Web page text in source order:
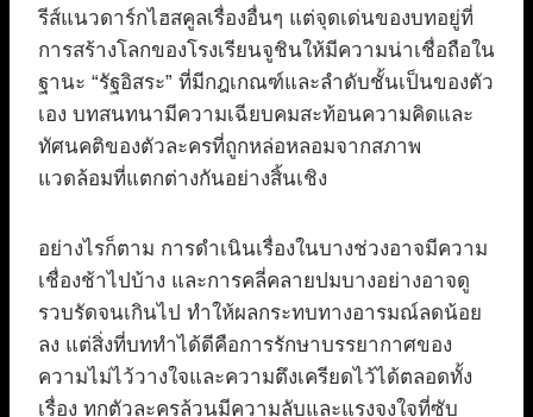
รีส์แนวดาร์กไฮสคูลเรื่องอื่นๆ แต่จุดเด่นของบทอยู่ที่
การสร้างโลกของโรงเรียนจูชินให้มีความน่าเชื่อถือใน
ฐานะ “รัฐอิสระ” ที่มีกฎเกณฑ์และลำดับชั้นเป็นของตัว
เอง บทสนทนามีความเฉียบคมสะท้อนความคิดและ
ทัศนคติของตัวละครที่ถูกหล่อหลอมจากสภาพ
แวดล้อมที่แตกต่างกันอย่างสิ้นเชิง
อย่างไรก็ตาม การดำเนินเรื่องในบางช่วงอาจมีความ
เชื่องช้าไปบ้าง และการคลี่คลายปมบางอย่างอาจดู
รวบรัดจนเกินไป ทำให้ผลกระทบทางอารมณ์ลดน้อย
ลง แต่สิ่งที่บททำได้ดีคือการรักษาบรรยากาศของ
ความไม่ไว้วางใจและความตึงเครียดไว้ได้ตลอดทั้ง
เรื่อง ทุกตัวละครล้วนมีความลับและแรงจูงใจที่ซับ